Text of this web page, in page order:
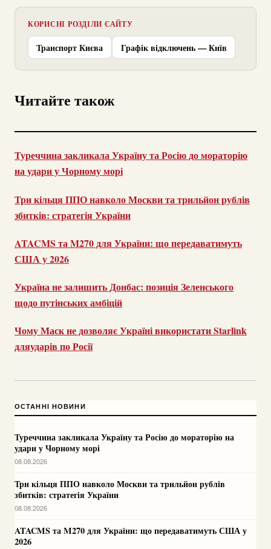
КОРИСНІ РОЗДІЛИ САЙТУ
Транспорт Києва Графік відключень — Київ
Читайте також
Туреччина закликала Україну та Росію до мораторію
на удари у Чорному морі
Три кільця ППО навколо Москви та трильйон рублів
збитків: стратегія України
ATACMS та M270 для України: що передаватимуть
США у 2026
Україна не залишить Донбас: позиція Зеленського
щодо путінських амбіцій
Чому Маск не дозволяє Україні використати Starlink
дляударів по Росії
ОСТАННІ НОВИНИ
Туреччина закликала Україну та Росію до мораторію на
удари у Чорному морі
08.08.2026
Три кільця ППО навколо Москви та трильйон рублів
збитків: стратегія України
08.08.2026
ATACMS та M270 для України: що передаватимуть США у
2026